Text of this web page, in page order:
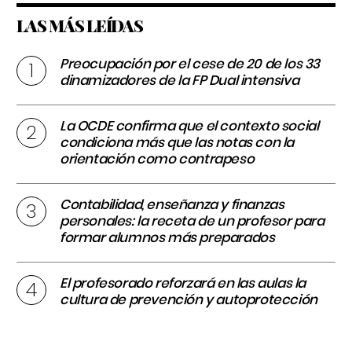
LAS MÁS LEÍDAS
Preocupación por el cese de 20 de los 33
dinamizadores de la FP Dual intensiva
La OCDE confirma que el contexto social
condiciona más que las notas con la
orientación como contrapeso
Contabilidad, enseñanza y finanzas
personales: la receta de un profesor para
formar alumnos más preparados
El profesorado reforzará en las aulas la
cultura de prevención y autoprotección